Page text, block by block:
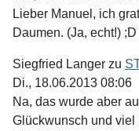
Lieber Manuel, ich
Daumen. (Ja, echt!) ;D
Siegfried Langer zu
Di., 18.06.2013 08:06
Na, das wurde aber
Glückwunsch und